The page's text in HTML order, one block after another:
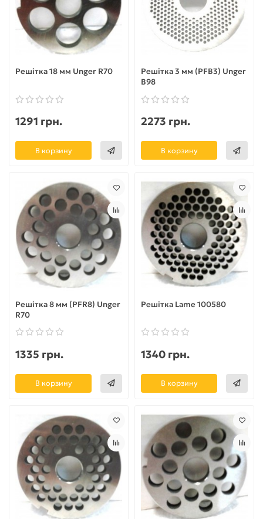
Решітка 18 мм Unger R70
1291 грн.
В корзину
Решітка 3 мм (PFB3) Unger
B98
2273 грн.
В корзину
Решітка 8 мм (PFR8) Unger
R70
1335 грн.
В корзину
Решітка Lame 100580
1340 грн.
В корзину